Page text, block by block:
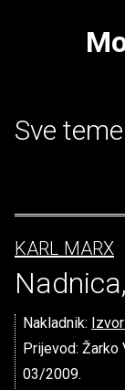
Sve teme
KARL MARX
Nakladnik:
Prijevod: Žarko
03/2009.